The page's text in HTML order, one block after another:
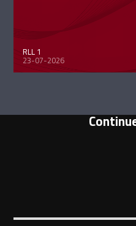
RLL 1
23-07-2026